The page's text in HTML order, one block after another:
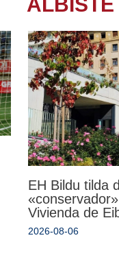
EH Bildu tilda
Vivienda de
2026-08-06